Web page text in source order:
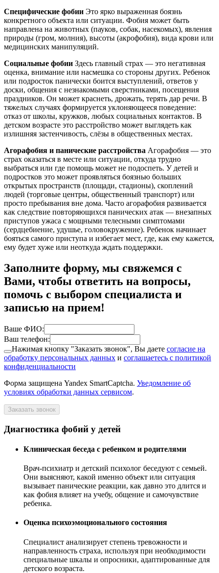
Специфические фобии Это ярко выраженная боязнь
конкретного объекта или ситуации. Фобия может быть
направлена на животных (пауков, собак, насекомых), явления
природы (гром, молния), высоты (акрофобия), вида крови или
медицинских манипуляций.
Социальные фобии Здесь главный страх — это негативная
оценка, внимание или насмешка со стороны других. Ребенок
или подросток панически боится выступлений, ответов у
доски, общения с незнакомыми сверстниками, посещения
праздников. Он может краснеть, дрожать, терять дар речи. В
тяжелых случаях формируется уклоняющееся поведение:
отказ от школы, кружков, любых социальных контактов. В
детском возрасте это расстройство может выглядеть как
излишняя застенчивость, слёзы в общественных местах.
Агорафобия и панические расстройства Агорафобия — это
страх оказаться в месте или ситуации, откуда трудно
выбраться или где помощь может не подоспеть. У детей и
подростков это может проявляться боязнью больших
открытых пространств (площади, стадионы), скоплений
людей (торговые центры, общественный транспорт) или
просто пребывания вне дома. Часто агорафобия развивается
как следствие повторяющихся панических атак — внезапных
приступов ужаса с мощными телесными симптомами
(сердцебиение, удушье, головокружение). Ребенок начинает
бояться самого приступа и избегает мест, где, как ему кажется,
ему будет хуже или неоткуда ждать поддержки.
Заполните форму, мы свяжемся с
Вами, чтобы ответить на вопросы,
помочь с выбором специалиста и
записью на прием!
Ваше ФИО:
Ваш телефон:
Нажимая кнопку "Заказать звонок", Вы даете согласие на
обработку персональных данных и соглашаетесь с политикой
конфиденциальности
Форма защищена Yandex SmartCaptcha. Уведомление об
условиях обработки данных сервисом.
Заказать звонок
Диагностика фобий у детей
Клиническая беседа с ребенком и родителями
Врач-психиатр и детский психолог беседуют с семьей.
Они выясняют, какой именно объект или ситуация
вызывает панические реакции, как давно это длится и
как фобия влияет на учебу, общение и самочувствие
ребенка.
Оценка психоэмоционального состояния
Специалист анализирует степень тревожности и
направленность страха, используя при необходимости
специальные шкалы и опросники, адаптированные для
детского возраста.